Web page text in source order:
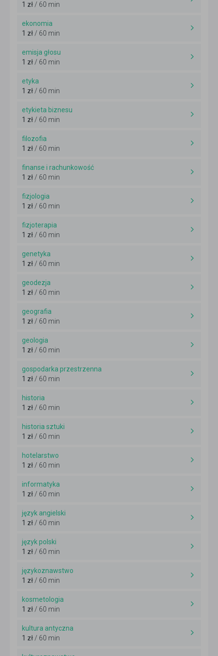
1 zł / 60 min
ekonomia
1 zł / 60 min
emisja głosu
1 zł / 60 min
etyka
1 zł / 60 min
etykieta biznesu
1 zł / 60 min
filozofia
1 zł / 60 min
finanse i rachunkowość
1 zł / 60 min
fizjologia
1 zł / 60 min
fizjoterapia
1 zł / 60 min
genetyka
1 zł / 60 min
geodezja
1 zł / 60 min
geografia
1 zł / 60 min
geologia
1 zł / 60 min
gospodarka przestrzenna
1 zł / 60 min
historia
1 zł / 60 min
historia sztuki
1 zł / 60 min
hotelarstwo
1 zł / 60 min
informatyka
1 zł / 60 min
język angielski
1 zł / 60 min
język polski
1 zł / 60 min
językoznawstwo
1 zł / 60 min
kosmetologia
1 zł / 60 min
kultura antyczna
1 zł / 60 min